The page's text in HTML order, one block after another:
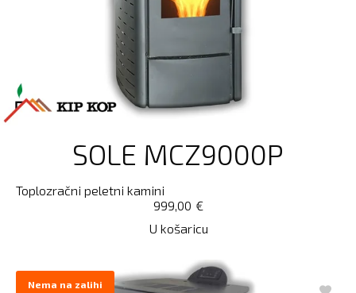
SOLE MCZ9000P
Toplozračni peletni kamini
€
999,00
U košaricu
Nema na zalihi